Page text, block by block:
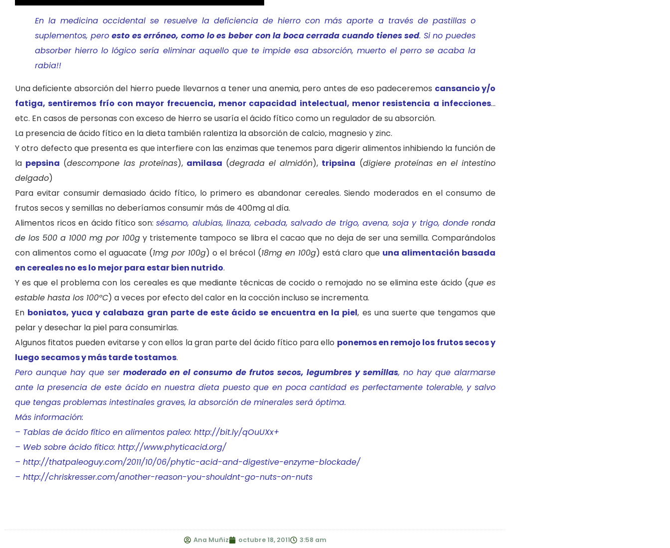
En la medicina occidental se resuelve la deficiencia de hierro con más aporte a través de pastillas o
suplementos, peroesto es erróneo, como lo es beber con la boca cerrada cuando tienes sed. Si no puedes
absorber hierro lo lógico sería eliminar aquello que te impide esa absorción, muerto el perro se acaba la
rabia!!
Una deficiente absorción del hierro puede llevarnos a tener una anemia, pero antes de eso padeceremos cansancio y/o
fatiga, sentiremos frío con mayor frecuencia, menor capacidad intelectual, menor resistencia a infecciones…
etc. En casos de personas con exceso de hierro se usaría el ácido fítico como un regulador de su absorción.
La presencia de ácido fítico en la dieta también ralentiza la absorción de calcio, magnesio y zinc.
Y otro defecto que presenta es que interfiere con las enzimas que tenemos para digerir alimentos inhibiendo la función de
la pepsina (descompone las proteínas), amilasa (degrada el almidón), tripsina (digiere proteínas en el intestino
delgado)
Para evitar consumir demasiado ácido fítico, lo primero es abandonar cereales. Siendo moderados en el consumo de
frutos secos y semillas no deberíamos consumir más de 400mg al día.
Alimentos ricos en ácido fítico son:sésamo, alubias, linaza, cebada, salvado de trigo, avena, soja y trigo, donderonda
de los 500 a 1000 mg por 100g y tristemente tampoco se libra el cacao que no deja de ser una semilla. Comparándolos
con alimentos como el aguacate (1mg por 100g) o el brécol (18mg en 100g) está claro que una alimentación basada
en cereales no es lo mejor para estar bien nutrido.
Y es que el problema con los cereales es que mediante técnicas de cocido o remojado no se elimina este ácido (que es
estable hasta los 100ºC) a veces por efecto del calor en la cocción incluso se incrementa.
En boniatos, yuca y calabaza gran parte de este ácido se encuentra en la piel, es una suerte que tengamos que
pelar y desechar la piel para consumirlas.
Algunos fitatos pueden evitarse y con ellos la gran parte del ácido fítico para ello ponemos en remojo los frutos secos y
luego secamos y más tarde tostamos.
Pero aunque hay que sermoderado en el consumo de frutos secos, legumbres y semillas, no hay que alarmarse
ante la presencia de este ácido en nuestra dieta puesto que en poca cantidad es perfectamente tolerable, y salvo
que tengas problemas intestinales graves, la absorción de minerales será óptima.
Más información:
– Tablas de ácido fítico en alimentos paleo: http://bit.ly/qOuUXx+
– Web sobre ácido fítico: http://www.phyticacid.org/
– http://thatpaleoguy.com/2011/10/06/phytic-acid-and-digestive-enzyme-blockade/
– http://chriskresser.com/another-reason-you-shouldnt-go-nuts-on-nuts
Ana Muñiz octubre 18, 2011 3:58 am